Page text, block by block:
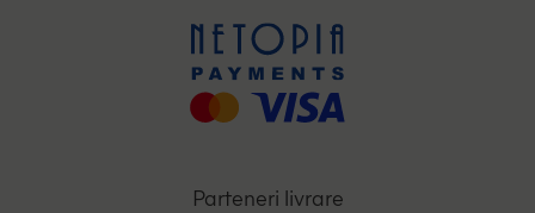
Parteneri livrare